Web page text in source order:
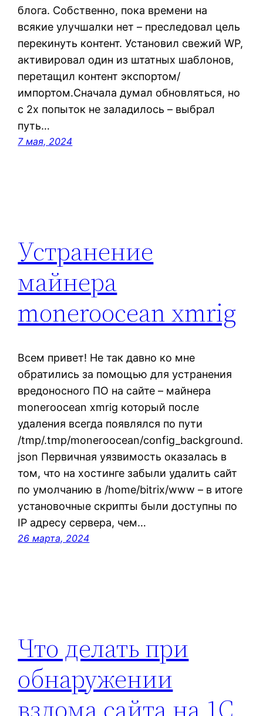
блога. Собственно, пока времени на
всякие улучшалки нет – преследовал цель
перекинуть контент. Установил свежий WP,
активировал один из штатных шаблонов,
перетащил контент экспортом/
импортом.Сначала думал обновляться, но
с 2х попыток не заладилось – выбрал
путь…
7 мая, 2024
Устранение
майнера
moneroocean xmrig
Всем привет! Не так давно ко мне
обратились за помощью для устранения
вредоносного ПО на сайте – майнера
moneroocean xmrig который после
удаления всегда появлялся по пути
/tmp/.tmp/moneroocean/config_background.
json Первичная уязвимость оказалась в
том, что на хостинге забыли удалить сайт
по умолчанию в /home/bitrix/www – в итоге
установочные скрипты были доступны по
IP адресу сервера, чем…
26 марта, 2024
Что делать при
обнаружении